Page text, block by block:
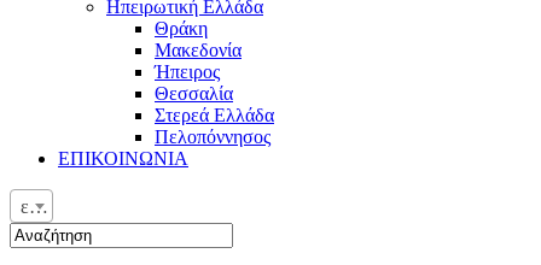
Ηπειρωτική Ελλάδα
Θράκη
Μακεδονία
Ήπειρος
Θεσσαλία
Στερεά Ελλάδα
Πελοπόννησος
ΕΠΙΚΟΙΝΩΝΙΑ
ελ